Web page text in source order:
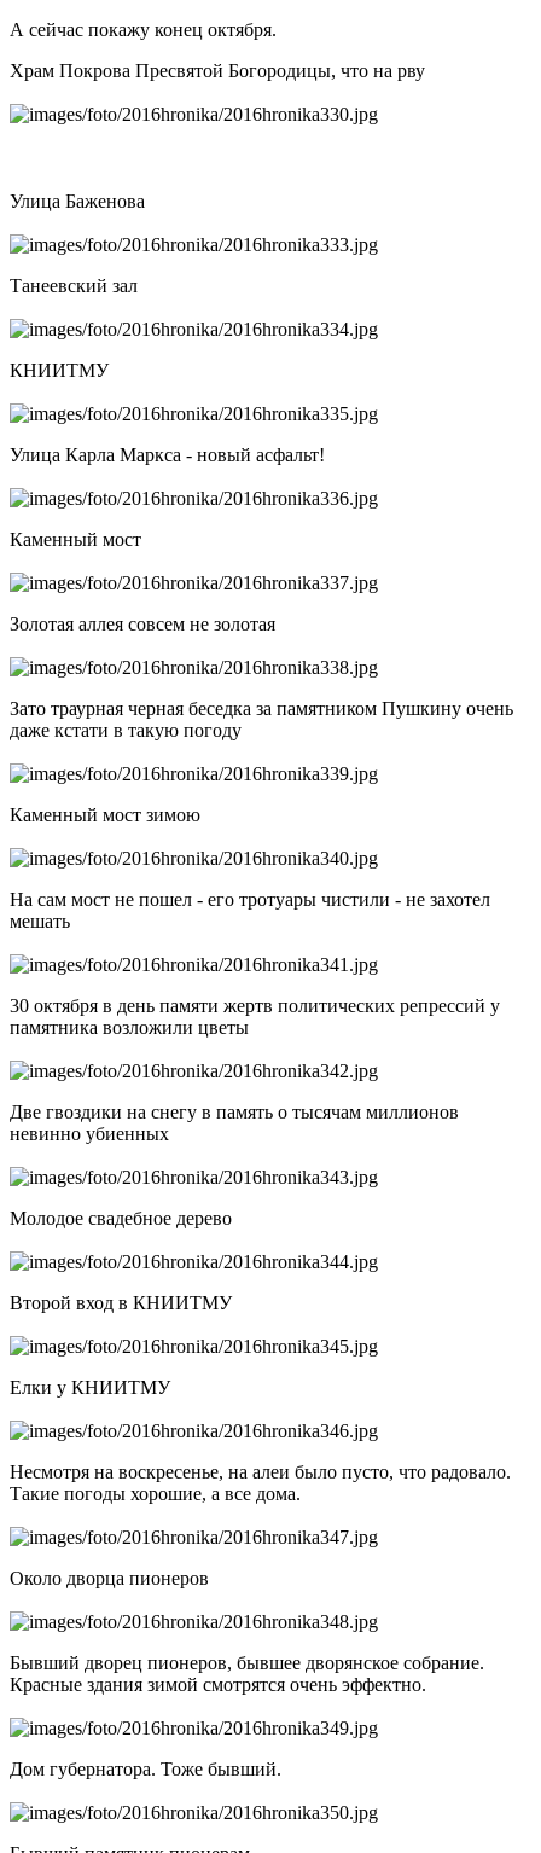
А сейчас покажу конец октября.
Храм Покрова Пресвятой Богородицы, что на рву
Улица Баженова
Танеевский зал
КНИИТМУ
Улица Карла Маркса - новый асфальт!
Каменный мост
Золотая аллея совсем не золотая
Зато траурная черная беседка за памятником Пушкину очень
даже кстати в такую погоду
Каменный мост зимою
На сам мост не пошел - его тротуары чистили - не захотел
мешать
30 октября в день памяти жертв политических репрессий у
памятника возложили цветы
Две гвоздики на снегу в память о тысячам миллионов
невинно убиенных
Молодое свадебное дерево
Второй вход в КНИИТМУ
Елки у КНИИТМУ
Несмотря на воскресенье, на алеи было пусто, что радовало.
Такие погоды хорошие, а все дома.
Около дворца пионеров
Бывший дворец пионеров, бывшее дворянское собрание.
Красные здания зимой смотрятся очень эффектно.
Дом губернатора. Тоже бывший.